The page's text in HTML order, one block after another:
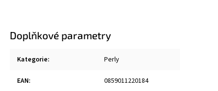
Doplňkové parametry
Kategorie: Perly
EAN: 0859011220184